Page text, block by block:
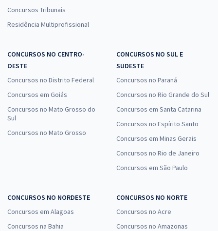
Concursos Tribunais
Residência Multiprofissional
CONCURSOS NO CENTRO-
OESTE
Concursos no Distrito Federal
Concursos em Goiás
Concursos no Mato Grosso do
Sul
Concursos no Mato Grosso
CONCURSOS NO SUL E
SUDESTE
Concursos no Paraná
Concursos no Rio Grande do Sul
Concursos em Santa Catarina
Concursos no Espírito Santo
Concursos em Minas Gerais
Concursos no Rio de Janeiro
Concursos em São Paulo
CONCURSOS NO NORDESTE
Concursos em Alagoas
Concursos na Bahia
CONCURSOS NO NORTE
Concursos no Acre
Concursos no Amazonas